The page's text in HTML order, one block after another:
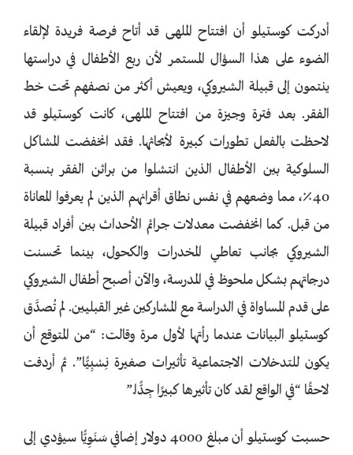
أدركت كوستيلو أن افتتاح الملهى قد أتاح فرصة فريدة لإلقاء
الضوء على هذا السؤال المستمر لأن ربع الأطفال في دراستها
ينتمون إلى قبيلة الشيروكي، ويعيش أكثر من نصفهم تحت خط
الفقر. بعد فترة وجيزة من افتتاح الملهى، كانت كوستيلو قد
لاحظت بالفعل تطورات كبيرة لأبحاثها. فقد انخفضت المشاكل
السلوكية بين الأطفال الذين انتشلوا من براثن الفقر بنسبة
40٪، مما وضعهم في نفس نطاق أقرانهم الذين لم يعرفوا المعاناة
من قبل. كما انخفضت معدلات جرائم الأحداث بين أفراد قبيلة
الشيروكي بجانب تعاطي المخدرات والكحول، بينما تحسنت
درجاتهم بشكل ملحوظ في المدرسة، والآن أصبح أطفال الشيروكي
على قدم المساواة في الدراسة مع المشاركين غير القبليين. لم تُصدَّق
كوستيلو البيانات عندما رأتها لأول مرة وقالت: “من المتوقع أن
يكون للتدخلات الاجتماعية تأثيرات صغيرة نِسْبِيًّا”. ثم أردفت
لاحقًا “في الواقع لقد كان تأثيرها كبيرًا جِدًّا.”
حسبت كوستيلو أن مبلغ 4000 دولار إضافي سَنَوِيًّا سيؤدي إلى